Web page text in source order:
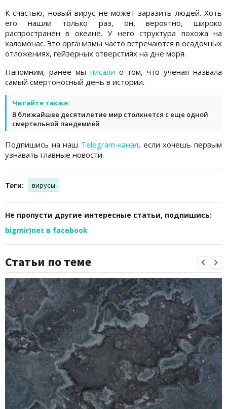
К счастью, новый вирус не может заразить людей. Хоть
его нашли только раз, он, вероятно, широко
распространен в океане. У него структура похожа на
халомонас. Это организмы часто встречаются в осадочных
отложениях, гейзерных отверстиях на дне моря.
Напомним, ранее мы писали о том, что ученая назвала
самый смертоносный день в истории.
Читайте также:
В ближайшее десятилетие мир столкнется с еще одной
смертельной пандемией
Подпишись на наш Telegram-канал, если хочешь первым
узнавать главные новости.
Теги: вирусы
Не пропусти другие интересные статьи, подпишись:
bigmir)net в facebook
Статьи по теме